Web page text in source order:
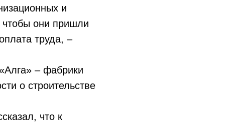
и
чтобы они пришли
труда, –
– фабрики
о строительстве
что к